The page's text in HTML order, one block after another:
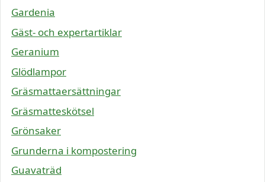
Gardenia
Gäst- och expertartiklar
Geranium
Glödlampor
Gräsmattaersättningar
Gräsmatteskötsel
Grönsaker
Grunderna i kompostering
Guavaträd